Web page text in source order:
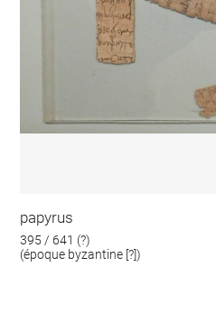
papyrus
395 / 641 (?)
(époque byzantine [?])